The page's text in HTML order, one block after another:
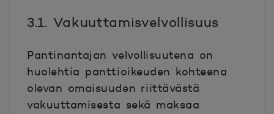
3.1. Vakuuttamisvelvollisuus
Pantinantajan velvollisuutena on
huolehtia panttioikeuden kohteena
olevan omaisuuden riittävästä
vakuuttamisesta sekä maksaa